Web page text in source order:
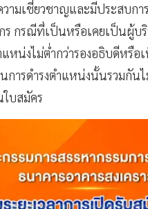
วามเชี่ยวชาญและมีประสบกา
ร กรณีที่เป็นหรือเคยเป็นผู้บ
แหน่งไม่ต่ำกว่ารองอธิบดีหรือ
นการดำรงตำแหน่งนั้นรวมกัน
บสมัคร